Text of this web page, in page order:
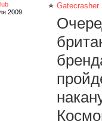
2009
Gatecrasher